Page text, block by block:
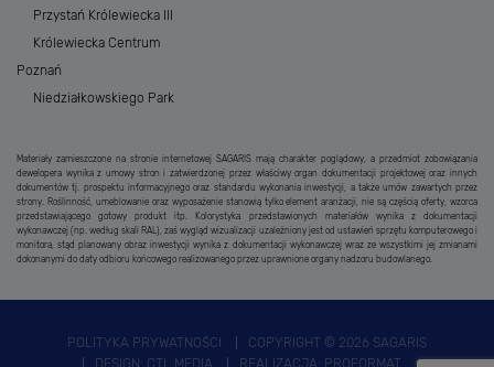
Przystań Królewiecka III
Królewiecka Centrum
Poznań
Niedziałkowskiego Park
Materiały zamieszczone na stronie internetowej SAGARIS mają charakter poglądowy, a przedmiot zobowiązania
dewelopera wynika z umowy stron i zatwierdzonej przez właściwy organ dokumentacji projektowej oraz innych
dokumentów tj. prospektu informacyjnego oraz standardu wykonania inwestycji, a także umów zawartych przez
strony. Roślinność, umeblowanie oraz wyposażenie stanowią tylko element aranżacji, nie są częścią oferty, wzorca
przedstawiającego gotowy produkt itp. Kolorystyka przedstawionych materiałów wynika z dokumentacji
wykonawczej (np. według skali RAL), zaś wygląd wizualizacji uzależniony jest od ustawień sprzętu komputerowego i
monitora, stąd planowany obraz inwestycji wynika z dokumentacji wykonawczej wraz ze wszystkimi jej zmianami
dokonanymi do daty odbioru końcowego realizowanego przez uprawnione organy nadzoru budowlanego.
POLITYKA PRYWATNOŚCI
COPYRIGHT © 2026 SAGARIS
DESIGN: CTL MEDIA REALIZACJA: PROFORMAT